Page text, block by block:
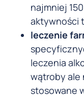
najmniej
aktywności
leczenie
leczenia
wątroby ale
stosowane